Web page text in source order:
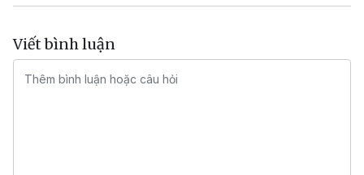
Viết bình luận